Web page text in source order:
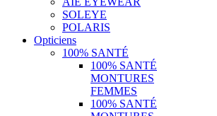
SOLEYE
POLARIS
Opticiens
100% SANTÉ
100% SANTÉ
MONTURES
FEMMES
100% SANTÉ